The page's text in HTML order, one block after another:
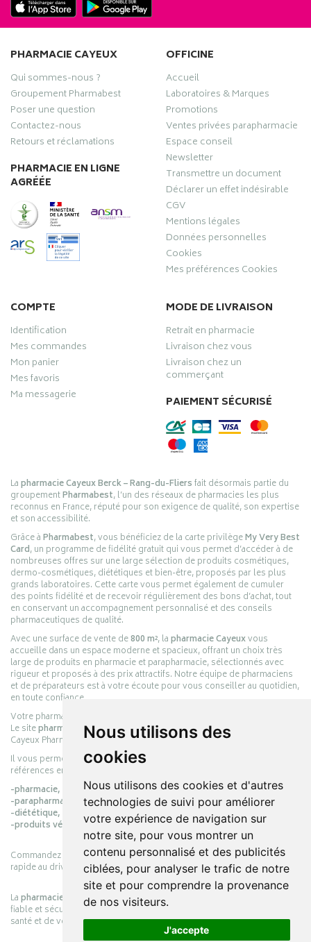
Nous utilisons des
cookies
Nous utilisons des cookies et d'autres
technologies de suivi pour améliorer
votre expérience de navigation sur
notre site, pour vous montrer un
contenu personnalisé et des publicités
ciblées, pour analyser le trafic de notre
site et pour comprendre la provenance
de nos visiteurs.
J'accepte
PHARMACIE CAYEUX
Qui sommes-nous ?
Groupement Pharmabest
Poser une question
Contactez-nous
Retours et réclamations
PHARMACIE EN LIGNE
AGRÉÉE
OFFICINE
Accueil
Laboratoires & Marques
Promotions
Ventes privées parapharmacie
Espace conseil
Newsletter
Transmettre un document
Déclarer un effet indésirable
CGV
Mentions légales
Données personnelles
Cookies
Mes préférences Cookies
COMPTE
Identification
Mes commandes
Mon panier
Mes favoris
Ma messagerie
MODE DE LIVRAISON
Retrait en pharmacie
Livraison chez vous
Livraison chez un
commerçant
PAIEMENT SÉCURISÉ
Lapharmacie Cayeux Berck – Rang-du-Fliersfait désormais partie du
groupementPharmabest, l’un des réseaux de pharmacies les plus
reconnus en France, réputé pour son exigence de qualité, son expertise
et son accessibilité.
Grâce àPharmabest, vous bénéficiez de la carte privilègeMy Very Best
Card, un programme de fidélité gratuit qui vous permet d’accéder à de
nombreuses offres sur une large sélection de produits cosmétiques,
dermo-cosmétiques, diététiques et bien-être, proposés par les plus
grands laboratoires. Cette carte vous permet également de cumuler
des points fidélité et de recevoir régulièrement des bons d’achat, tout
en conservant un accompagnement personnalisé et des conseils
pharmaceutiques de qualité.
Avec une surface de vente de800 m², lapharmacie Cayeuxvous
accueille dans un espace moderne et spacieux, offrant un choix très
large de produits en pharmacie et parapharmacie, sélectionnés avec
rigueur et proposés à des prix attractifs. Notre équipe de pharmaciens
et de préparateurs est à votre écoute pour vous conseiller au quotidien,
en toute confiance.
Votre pharmacie en ligne :
Le sitepharmacie-cayeux.frest le prolongement digital de la pharmacie
Cayeux Pharmabest Berck-sur-Mer – Rang-du-Fliers.
Il vous permet de réaliser vos achats en ligne parmi des milliers de
références en :
-pharmacie,
-parapharmacie,
-diététique,
-produits vétérinaires.
Commandez simplement vos produits en ligne et choisissez le retrait
rapide au drive ou la livraison à domicile, en toute simplicité.
Lapharmacie Cayeuxs’engage à vous offrir une expérience pratique,
fiable et sécurisée, en officine comme en ligne, au service de votre
santé et de votre bien-être.